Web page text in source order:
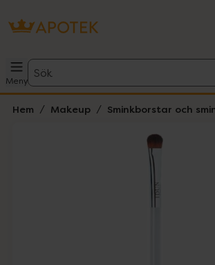
Meny
Sök
Hem Makeup Sminkborstar och
Lista: . Innehåller 2 objekt.